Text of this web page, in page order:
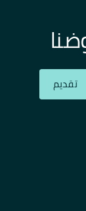
تقديم